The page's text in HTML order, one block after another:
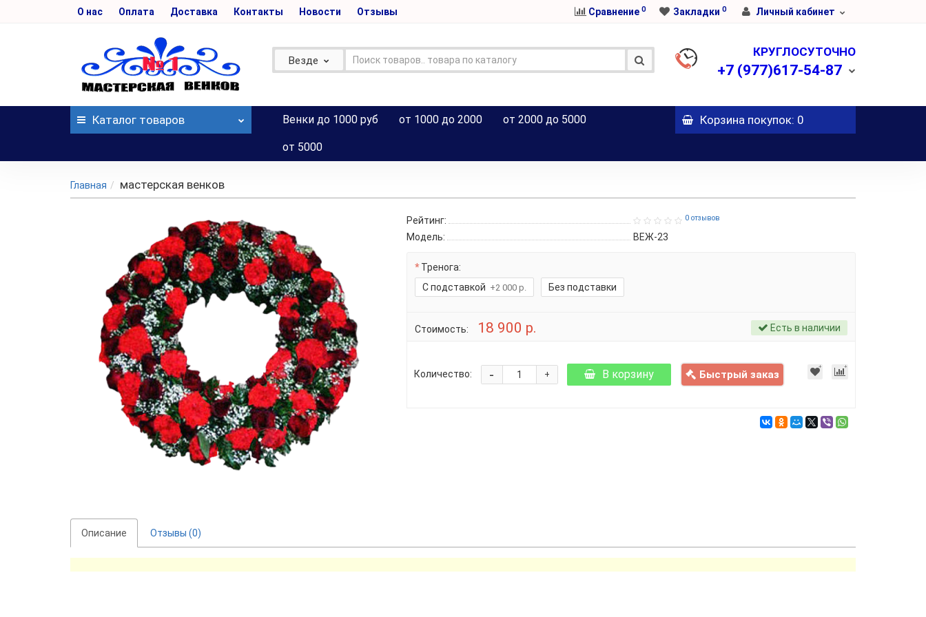
О нас Оплата Доставка Контакты Новости Отзывы Сравнение 0 Закладки 0 Личный кабинет
Везде
КРУГЛОСУТОЧНО
+7 (977)617-54-87
Каталог товаров Венки до 1000 руб от 1000 до 2000 от 2000 до 5000
от 5000
Корзинапокупок: 0
Главная мастерская венков
Рейтинг: 0 отзывов
Модель: ВЕЖ-23
Тренога:
С подставкой +2 000 р. Без подставки
Стоимость: 18 900 р. Есть в наличии
Количество: +
- В корзину Быстрый заказ
Описание Отзывы (0)